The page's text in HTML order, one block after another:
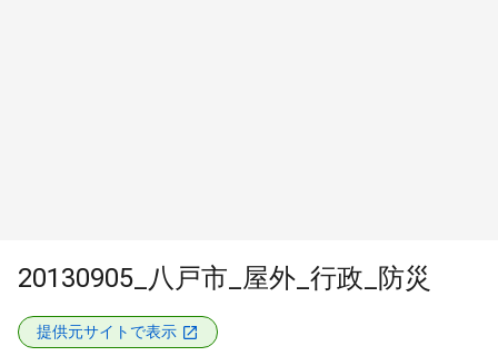
20130905_八戸市_屋外_行政_防災
提供元サイトで表示